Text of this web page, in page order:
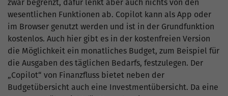
zwar begrenzt, dafür lenkt aber auch nichts von den
wesentlichen Funktionen ab. Copilot kann als App oder
im Browser genutzt werden und ist in der Grundfunktion
kostenlos. Auch hier gibt es in der kostenfreien Version
die Möglichkeit ein monatliches Budget, zum Beispiel für
die Ausgaben des täglichen Bedarfs, festzulegen. Der
„Copilot“ von Finanzfluss bietet neben der
Budgetübersicht auch eine Investmentübersicht. Da eine